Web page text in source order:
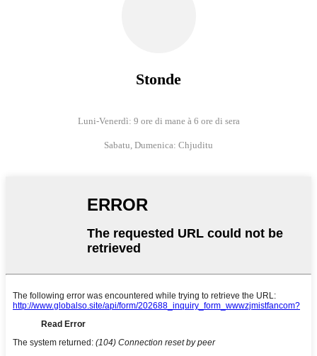
Stonde
Luni-Venerdì: 9 ore di mane à 6 ore di sera
Sabatu, Dumenica: Chjuditu